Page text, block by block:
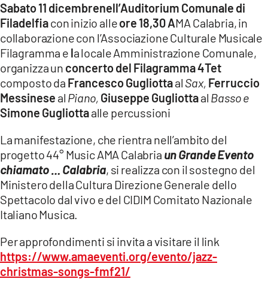
LaC
Network
LACPLAY.IT
LACTV.IT
LACONAIR.IT
LACITYMAG.IT
ILREGGINO.IT
COSENZACHANNEL.IT
ILVIBONESE.IT
LACAPITALENEWS.IT
Sabato 11 dicembrenell’Auditorium Comunale di
Filadelfiacon inizio alleore 18,30 AMA Calabria, in
collaborazione con l’Associazione Culturale Musicale
Filagramma e la locale Amministrazione Comunale,
organizza un concerto del Filagramma 4Tet
composto da Francesco Gugliottaal Sax, Ferruccio
Messinese al Piano, Giuseppe Gugliottaal Basso e
Simone Gugliottaalle percussioni
La manifestazione, che rientra nell’ambito del
progetto 44° Music AMA Calabria un Grande Evento
chiamato … Calabria, si realizza con il sostegno del
Ministero della Cultura Direzione Generale dello
Spettacolo dal vivo e del CIDIM Comitato Nazionale
Italiano Musica.
Per approfondimenti si invita a visitare il link
https://www.amaeventi.org/evento/jazz-
christmas-songs-fmf21/